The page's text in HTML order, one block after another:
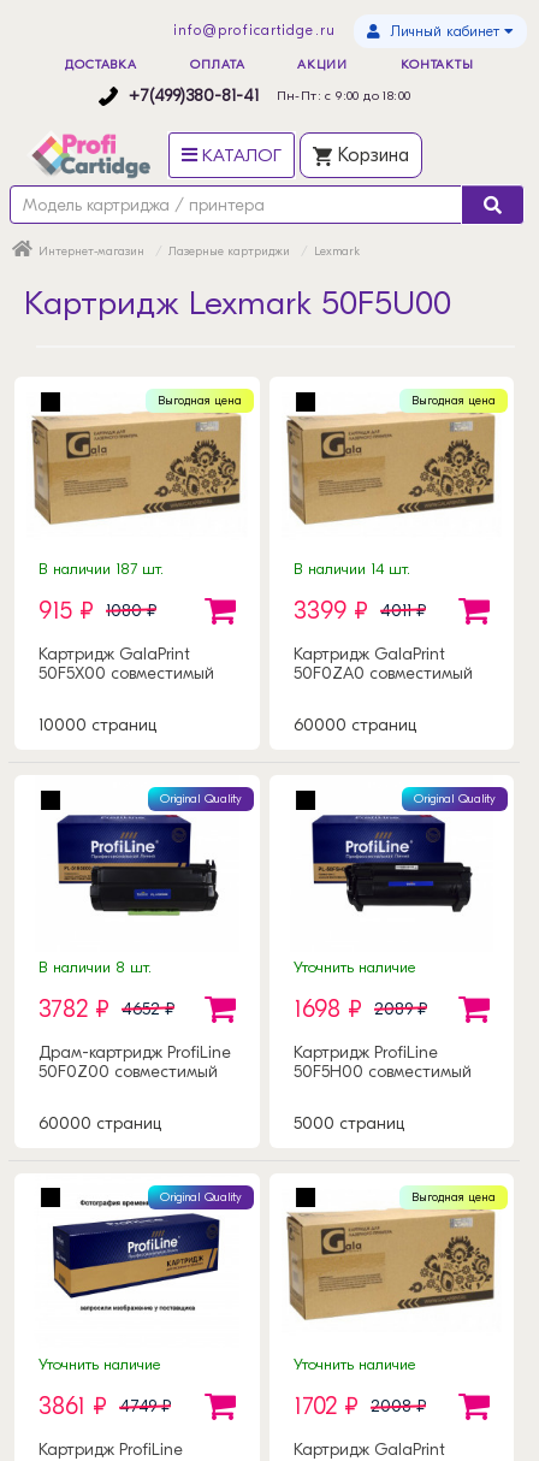
info@proficartidge.ru Личный кабинет
ДОСТАВКА ОПЛАТА АКЦИИ КОНТАКТЫ
+7(499)380-81-41 Пн-Пт: с 9:00 до 18:00
КАТАЛОГ Корзина
Интернет-магазин Лазерные картриджи Lexmark
Картридж Lexmark 50F5U00
Выгодная цена
В наличии 187 шт.
915 ₽ 1080 ₽
Картридж GalaPrint
50F5X00 совместимый
10000 страниц
Выгодная цена
В наличии 14 шт.
3399 ₽ 4011 ₽
Картридж GalaPrint
50F0ZA0 совместимый
60000 страниц
Original Quality
В наличии 8 шт.
3782 ₽ 4652 ₽
Драм-картридж ProfiLine
50F0Z00 совместимый
60000 страниц
Original Quality
Уточнить наличие
1698 ₽ 2089 ₽
Картридж ProfiLine
50F5H00 совместимый
5000 страниц
Original Quality
Уточнить наличие
3861 ₽ 4749 ₽
Картридж ProfiLine
Выгодная цена
Уточнить наличие
1702 ₽ 2008 ₽
Картридж GalaPrint